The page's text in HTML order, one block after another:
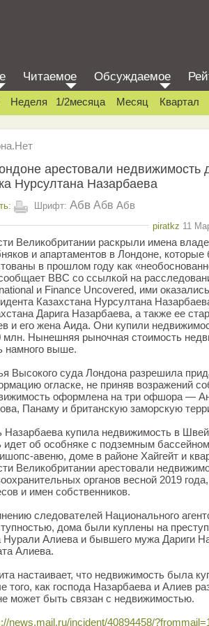
Читаемое Обсуждаемое
Неделя 1/2месяца Месяц Квартал
арестовали недвижимость
Нурсултана Назарбаева
Шрифт: Абв Абв Абв
piratkz 11
Великобритании раскрыли имена
и апартаментов в Лондоне,
в прошлом году как
BBC со ссылкой на
и Finance Uncovered, ими
Казахстана Нурсултана
Дарига Назарбаева, а также ее
и его жена Аида. Они купили
млн. Нынешняя рыночная стоимость
намного выше.
Высокого суда Лондона разрешила
огласке, не приняв возражений
оформлена на три офшора —
Панаму и британскую заморскую
Назарбаева купила недвижимость в
идет об особняке с подземным
авеню, доме в районе Хайгейт и
Великобритании арестовали
органов весной 2019
и имен собственников.
следователей Национального
дома были куплены на
Нурали Алиева и бывшего мужа Дариги
Алиева.
настаивает, что недвижимость была
того, как господа Назарбаева и Алиев
может быть связан с недвижимостью.
news.mail.ru/incident/40894458/